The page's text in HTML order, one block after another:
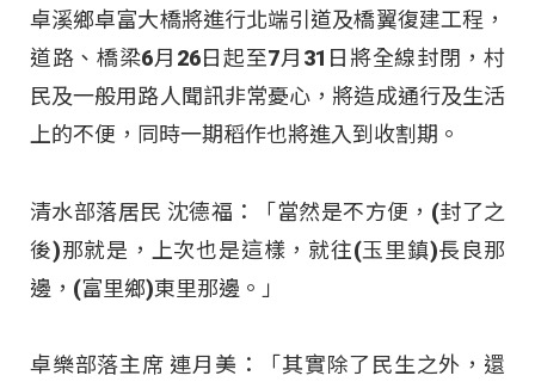
卓溪鄉卓富大橋將進行北端引道及橋翼復建工程，
道路、橋梁6月26日起至7月31日將全線封閉，村
民及一般用路人聞訊非常憂心，將造成通行及生活
上的不便，同時一期稻作也將進入到收割期。
清水部落居民 沈德福：「當然是不方便，(封了之
後)那就是，上次也是這樣，就往(玉里鎮)長良那
邊，(富里鄉)東里那邊。」
卓樂部落主席 連月美：「其實除了民生之外，還